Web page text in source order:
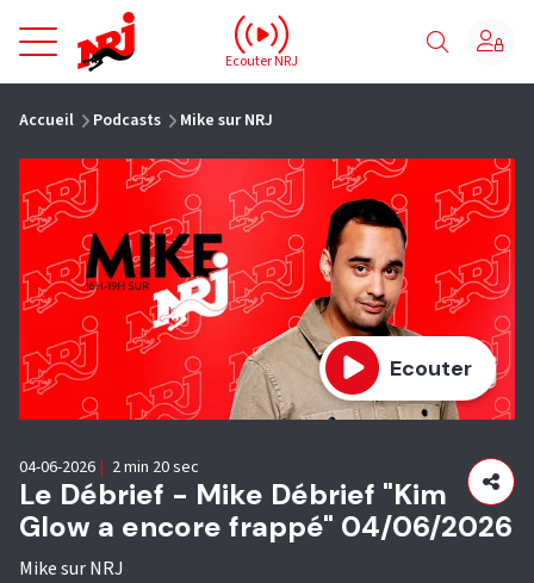
NRJ - Accueil
Ecouter NRJ
Accueil Podcasts Mike sur NRJ
Ecouter
Le Débrief - Mike Débrief "Kim
Glow a encore frappé" 04/06/2026
Mike sur NRJ
04-06-2026 | 2 min 20 sec